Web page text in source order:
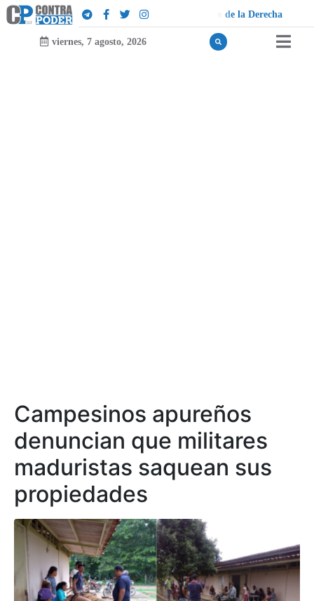
erecha
viernes, 7 agosto, 2026
Campesinos apureños
denuncian que militares
maduristas saquean sus
propiedades